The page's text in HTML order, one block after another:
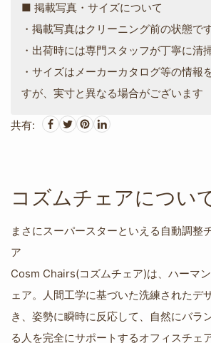
■ 掲載写真・サイズについて
・掲載写真はクリーニング前の状態で
・出荷時には専門スタッフが丁寧に清
・サイズはメーカーカタログ等の情報
すが、実寸と異なる場合がございます
共有:
コズムチェアについ
まさにスーパースターといえる自動調整
ア
Cosm Chairs(コズムチェア)は、ハーマ
ェア。人間工学に基づいた洗練されたデ
き、姿勢に瞬時に反応して、自然にバラ
る人を完全にサポートするオフィスチェア